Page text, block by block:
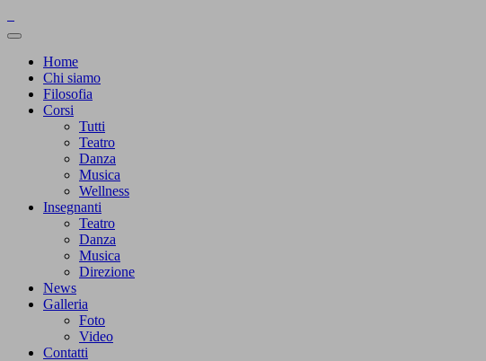
Home
Chi siamo
Filosofia
Corsi
Tutti
Teatro
Danza
Musica
Wellness
Insegnanti
Teatro
Danza
Musica
Direzione
News
Galleria
Foto
Video
Contatti